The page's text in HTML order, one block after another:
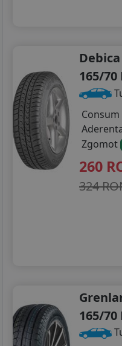
Debica
165/70
Consum
Zgomot
260
324
165/70